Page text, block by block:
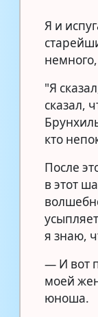
Я и
"Я
сказал,
кто
После
в этот
я знаю,
— И вот
моей
юноша.